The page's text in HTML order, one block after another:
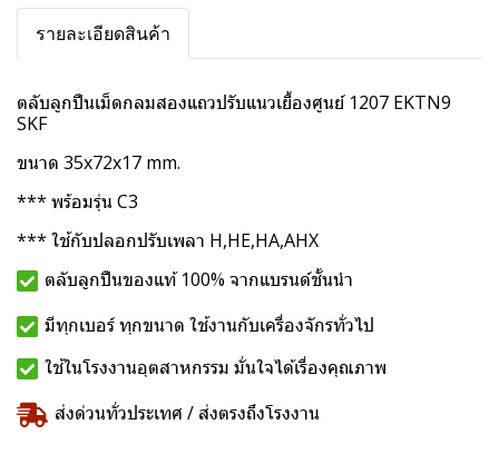
รายละเอียดสินค้า
ตลับลูกปืนเม็ดกลมสองแถวปรับแนวเยื้องศูนย์ 1207 EKTN9
SKF
ขนาด 35x72x17 mm.
*** พร้อมรุ่น C3
*** ใช้กับปลอกปรับเพลา H,HE,HA,AHX
ตลับลูกปืนของแท้ 100% จากแบรนด์ชั้นนำ
มีทุกเบอร์ ทุกขนาด ใช้งานกับเครื่องจักรทั่วไป
ใช้ในโรงงานอุตสาหกรรม มั่นใจได้เรื่องคุณภาพ
ส่งด่วนทั่วประเทศ / ส่งตรงถึงโรงงาน